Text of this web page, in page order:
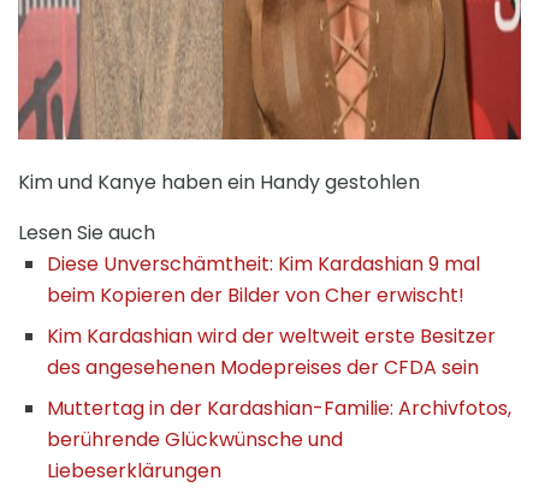
Kim und Kanye haben ein Handy gestohlen
Lesen Sie auch
Diese Unverschämtheit: Kim Kardashian 9 mal
beim Kopieren der Bilder von Cher erwischt!
Kim Kardashian wird der weltweit erste Besitzer
des angesehenen Modepreises der CFDA sein
Muttertag in der Kardashian-Familie: Archivfotos,
berührende Glückwünsche und
Liebeserklärungen